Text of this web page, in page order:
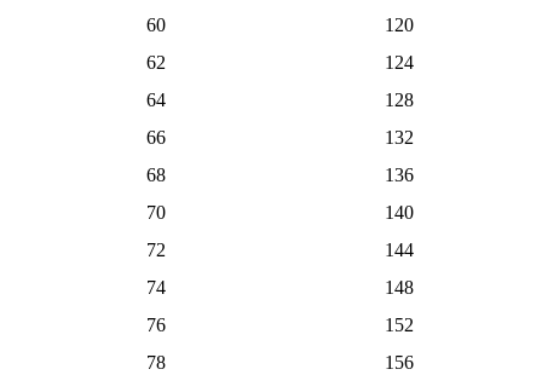
60
120
62
124
64
128
66
132
68
136
70
140
72
144
74
148
76
152
78
156